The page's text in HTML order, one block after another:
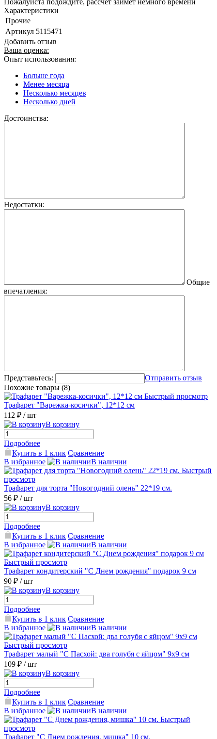
Характеристики
Прочие
Артикул 5115471
Добавить отзыв
Ваша оценка:
Опыт использования:
Больше года
Менее месяца
Несколько месяцев
Несколько дней
Достоинства:
Недостатки:
Общие
впечатления:
Представьтесь:
Отправить отзыв
Похожие товары (8)
Быстрый просмотр
Трафарет "Варежка-косички", 12*12 см
112 ₽ / шт
В корзину
Подробнее
Купить в 1 клик Сравнение
В избранное
В наличии
Быстрый
просмотр
Трафарет для торта "Новогодний олень" 22*19 см.
56 ₽ / шт
В корзину
Подробнее
Купить в 1 клик Сравнение
В избранное
В наличии
Быстрый просмотр
Трафарет кондитерский "С Днем рождения" подарок 9 см
90 ₽ / шт
В корзину
Подробнее
Купить в 1 клик Сравнение
В избранное
В наличии
Быстрый просмотр
Трафарет малый "С Пасхой: два голубя с яйцом" 9х9 см
109 ₽ / шт
В корзину
Подробнее
Купить в 1 клик Сравнение
В избранное
В наличии
Быстрый
просмотр
Трафарет "С Днем рождения, мишка" 10 см.